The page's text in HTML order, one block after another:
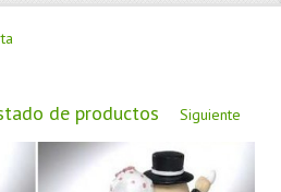
COMPRAR
ESTAMOS
BLOG
de productos Siguiente